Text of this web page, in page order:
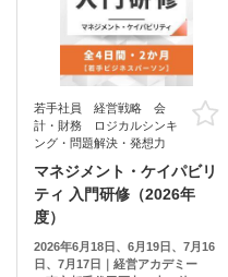
若手社員 経営戦略 会
計・財務 ロジカルシンキ
ング・問題解決・発想力
マネジメント・ケイパビリ
ティ 入門研修（2026年
度）
2026年6月18日、6月19日、7月16
日、7月17日｜経営アカデミー